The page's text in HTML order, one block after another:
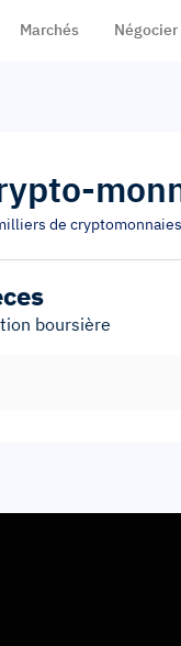
Marchés Négocier
de
boursière